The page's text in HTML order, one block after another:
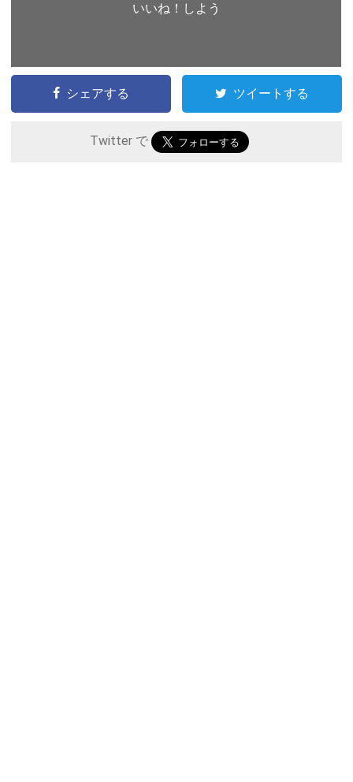
いいね！しよう
シェアする ツイートする
Twitter で